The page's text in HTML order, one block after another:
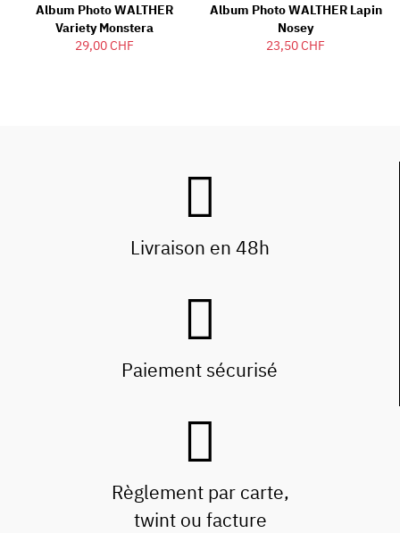
Album Photo WALTHER
Variety Monstera
29,00 CHF
Album Photo WALTHER Lapin
Nosey
23,50 CHF
Livraison en 48h
Paiement sécurisé
Règlement par carte,
twint ou facture